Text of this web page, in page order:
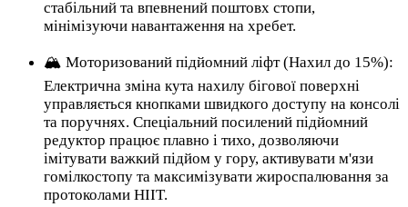
стабільний та впевнений поштовх стопи,
мінімізуючи навантаження на хребет.
🏔️ Моторизований підйомний ліфт (Нахил до 15%):
Електрична зміна кута нахилу бігової поверхні
управляється кнопками швидкого доступу на консолі
та поручнях. Спеціальний посилений підйомний
редуктор працює плавно і тихо, дозволяючи
імітувати важкий підйом у гору, активувати м'язи
гомілкостопу та максимізувати жироспалювання за
протоколами HIIT.